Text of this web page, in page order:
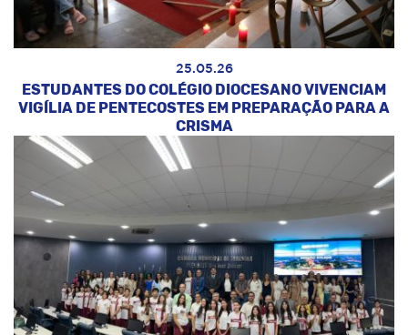
25.05.26
ESTUDANTES DO COLÉGIO DIOCESANO VIVENCIAM
VIGÍLIA DE PENTECOSTES EM PREPARAÇÃO PARA A
CRISMA